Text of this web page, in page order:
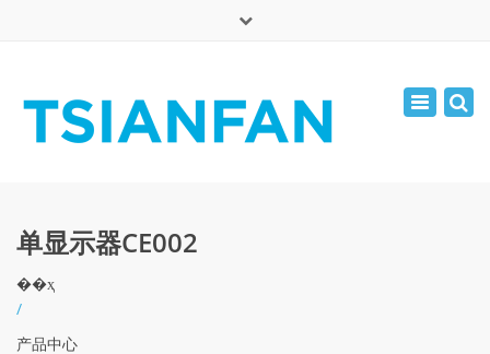
周一 - 周六: 7:00 - 17:00
Toggle
单显示器CE002
��ҳ
/
产品中心